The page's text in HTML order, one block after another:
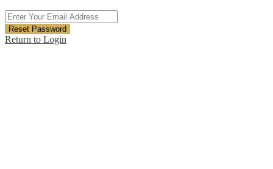
Reset Password
Return to Login